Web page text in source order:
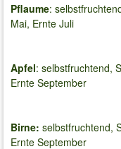
Pflaume:
Mai, Ernte Juli
Apfel: selbstfruchtend,
Ernte September
Birne: selbstfruchtend,
Ernte September